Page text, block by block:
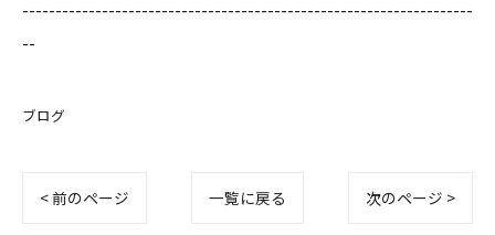
--------------------------------------------------------------------
--
ブログ
< 前のページ 一覧に戻る 次のページ >